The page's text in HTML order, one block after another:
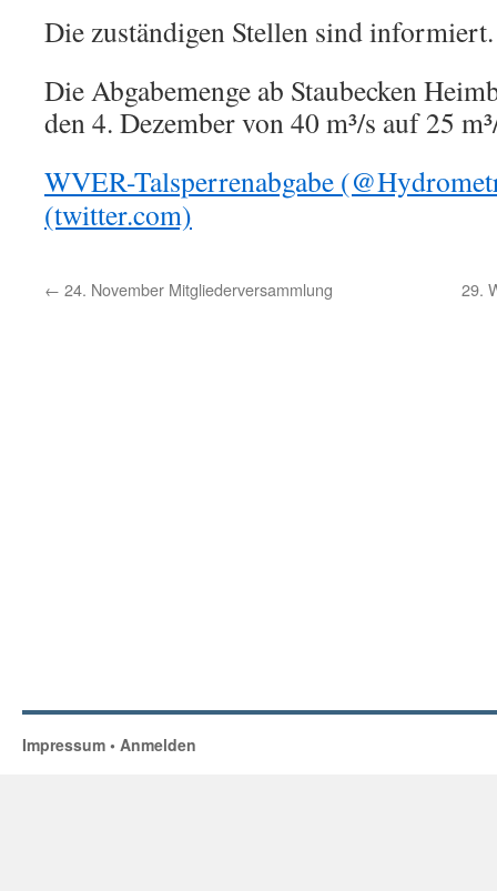
Die zuständigen Stellen sind informiert.
Die Abgabemenge ab Staubecken
den 4. Dezember von 40 m³/s auf 25
WVER-Talsperrenabgabe
(twitter.com)
← 24. November Mitgliederversammlung 29.
Impressum • Anmelden